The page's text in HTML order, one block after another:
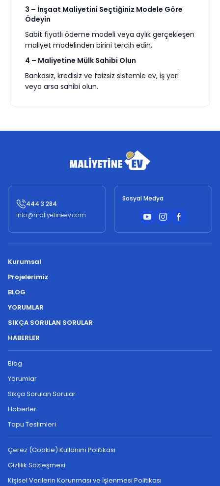
3 – İnşaat Maliyetini Seçtiğiniz Modele Göre
Ödeyin
Sabit fiyatlı ödeme modeli veya aylık gerçekleşen
maliyet modelinden birini tercih edin.
4 – Maliyetine Mülk Sahibi Olun
Bankasız, kredisiz ve faizsiz sistemle ev, iş yeri
veya arsa sahibi olun.
444 3 284
info@maliyetineev.com
Sosyal Medya
Kurumsal
Projelerimiz
BLOG
YORUMLAR
SIKÇA SORULAN SORULAR
HABERLER
Blog
Yorumlar
Sıkça Sorulan Sorular
Haberler
Tapu Teslimleri
Çerez (Cookie) Kullanım Politikası
Gizlilik Sözleşmesi
Kişisel Verilerin Korunması ve İşlenmesi Politikası